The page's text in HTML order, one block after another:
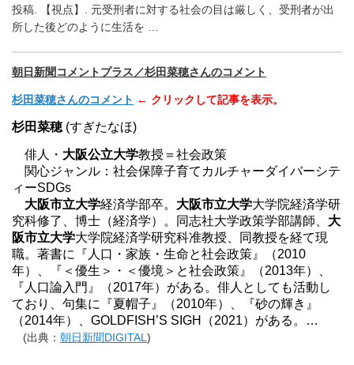
投稿. 【視点】. 元受刑者に対する社会の目は厳しく、 受刑者が出
所した後どのように生活を …
朝日新聞コメントプラス／杉田菜穂さんのコメント
杉田菜穂さんのコメント ← クリックして記事を表示。
杉田菜穂(すぎたなほ)
俳人・ 大阪公立大学教授＝社会政策
関心ジャンル：社会保障子育てカルチャーダイバーシテ
ィーSDGs
大阪市立大学経済学部卒。 大阪市立大学大学院経済学研
究科修了、博士（経済学）。同志社大学政策学部講師、 大
阪市立大学大学院経済学研究科准教授、同教授を経て現
職。著書に『人口・家族・生命と社会政策』（2010
年）、『＜優生＞・＜優境＞と社会政策』（2013年）、
『人口論入門』（2017年）がある。俳人としても活動し
ており、句集に『夏帽子』（2010年）、『砂の輝き』
（2014年）、GOLDFISH’S SIGH（2021）がある。…
(出典： 朝日新聞DIGITAL )